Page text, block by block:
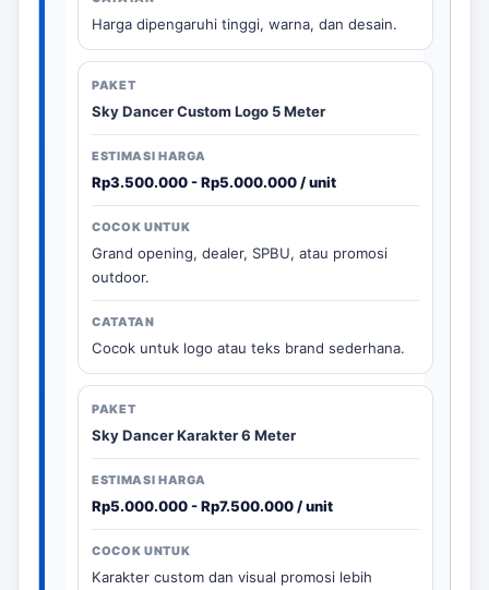
Harga dipengaruhi tinggi, warna, dan desain.
Sky Dancer Custom Logo 5 Meter
Rp3.500.000 - Rp5.000.000 / unit
Grand opening, dealer, SPBU, atau promosi
outdoor.
Cocok untuk logo atau teks brand sederhana.
Sky Dancer Karakter 6 Meter
Rp5.000.000 - Rp7.500.000 / unit
Karakter custom dan visual promosi lebih